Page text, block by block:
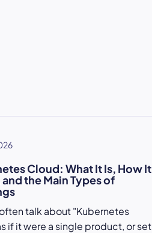
Cloud: What It Is, How It
the Main Types of
talk about "Kubernetes
if it were a single product, or set